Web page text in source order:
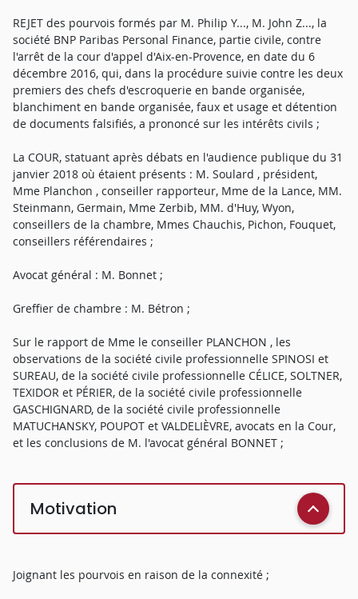
REJET des pourvois formés par M. Philip Y..., M. John Z..., la
société BNP Paribas Personal Finance, partie civile, contre
l'arrêt de la cour d'appel d'Aix-en-Provence, en date du 6
décembre 2016, qui, dans la procédure suivie contre les deux
premiers des chefs d'escroquerie en bande organisée,
blanchiment en bande organisée, faux et usage et détention
de documents falsifiés, a prononcé sur les intérêts civils ;
La COUR, statuant après débats en l'audience publique du 31
janvier 2018 où étaient présents : M. Soulard , président,
Mme Planchon , conseiller rapporteur, Mme de la Lance, MM.
Steinmann, Germain, Mme Zerbib, MM. d'Huy, Wyon,
conseillers de la chambre, Mmes Chauchis, Pichon, Fouquet,
conseillers référendaires ;
Avocat général : M. Bonnet ;
Greffier de chambre : M. Bétron ;
Sur le rapport de Mme le conseiller PLANCHON , les
observations de la société civile professionnelle SPINOSI et
SUREAU, de la société civile professionnelle CÉLICE, SOLTNER,
TEXIDOR et PÉRIER, de la société civile professionnelle
GASCHIGNARD, de la société civile professionnelle
MATUCHANSKY, POUPOT et VALDELIÈVRE, avocats en la Cour,
et les conclusions de M. l'avocat général BONNET ;
Motivation
Joignant les pourvois en raison de la connexité ;